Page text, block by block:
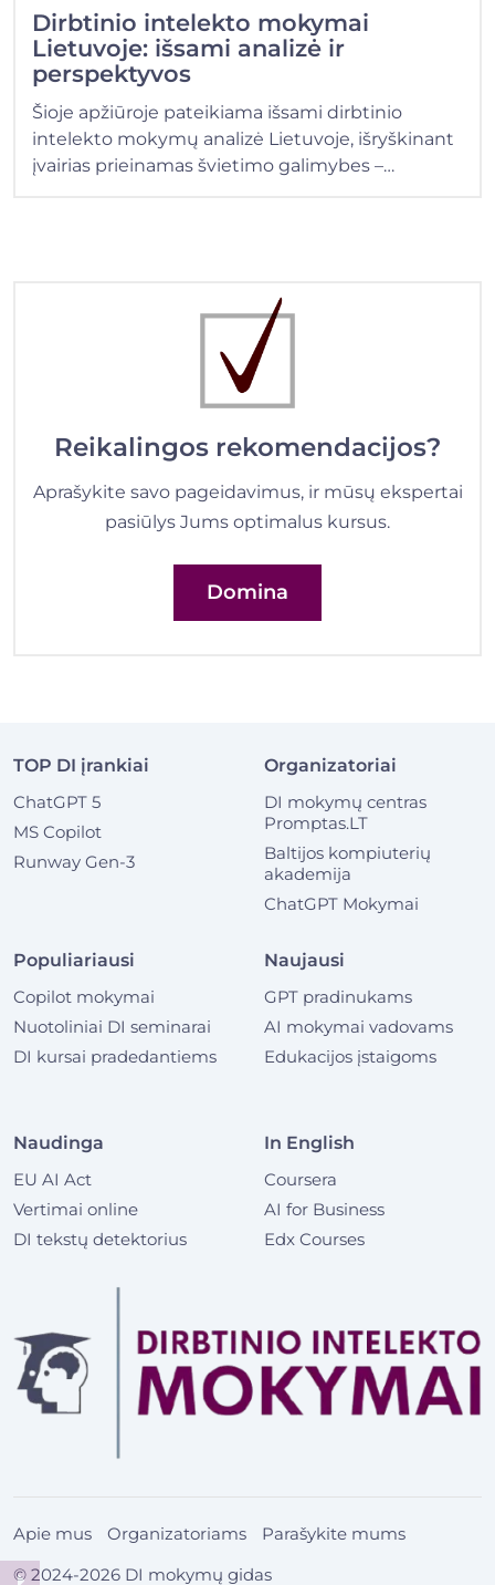
Dirbtinio intelekto mokymai
Lietuvoje: išsami analizė ir
perspektyvos
Šioje apžiūroje pateikiama išsami dirbtinio
intelekto mokymų analizė Lietuvoje, išryškinant
įvairias prieinamas švietimo galimybes –…
Reikalingos rekomendacijos?
Aprašykite savo pageidavimus, ir mūsų ekspertai
pasiūlys Jums optimalus kursus.
Domina
TOP DI įrankiai
ChatGPT 5
MS Copilot
Runway Gen-3
Organizatoriai
DI mokymų centras
Promptas.LT
Baltijos kompiuterių
akademija
ChatGPT Mokymai
Populiariausi
Copilot mokymai
Nuotoliniai DI seminarai
DI kursai pradedantiems
Naujausi
GPT pradinukams
AI mokymai vadovams
Edukacijos įstaigoms
Naudinga
EU AI Act
Vertimai online
DI tekstų detektorius
In English
Coursera
AI for Business
Edx Courses
© 2024-2026 DI mokymų gidas
Apie mus Organizatoriams Parašykite mums